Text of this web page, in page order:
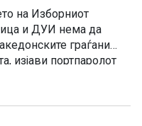
на Изборниот
и ДУИ нема да
граѓани
изјави портпаролот
Според
цел да се обезбеди